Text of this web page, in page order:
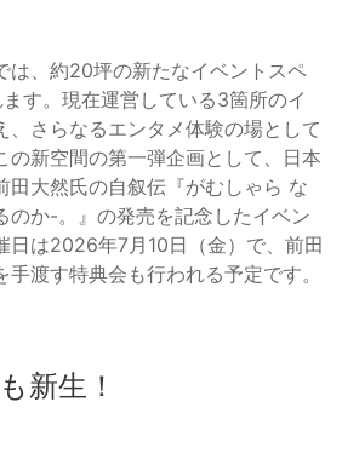
は、約20坪の新たなイベントスペ
す。現在運営している3箇所のイ
、さらなるエンタメ体験の場として
の新空間の第一弾企画として、日本
田大然氏の自叙伝『がむしゃら な
のか-。』の発売を記念したイベン
日は2026年7月10日（金）で、前田
渡す特典会も行われる予定です。
新生！